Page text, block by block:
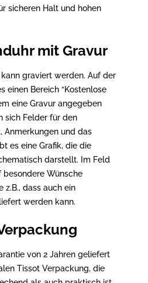
sicheren Halt und hohen
mit Gravur
kann graviert werden. Auf der
einen Bereich “Kostenlose
eine Gravur angegeben
sich Felder für den
Anmerkungen und das
es eine Grafik, die die
darstellt. Im Feld
besondere Wünsche
z.B., dass auch ein
werden kann.
von 2 Jahren geliefert
Tissot Verpackung, die